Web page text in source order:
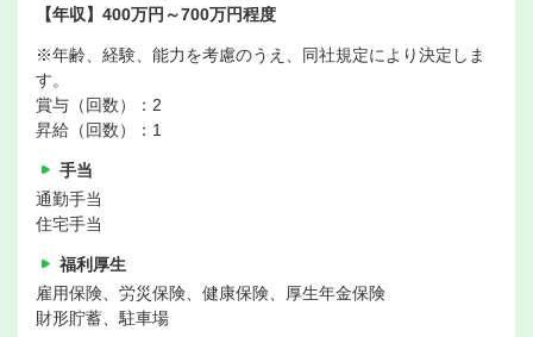
【年収】400万円～700万円程度
※年齢、経験、能力を考慮のうえ、同社規定により決定しま
す。
賞与（回数）：2
昇給（回数）：1
手当
通勤手当
住宅手当
福利厚生
雇用保険、労災保険、健康保険、厚生年金保険
財形貯蓄、駐車場